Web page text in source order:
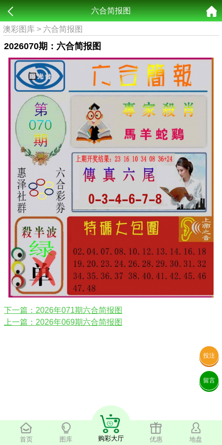
首页 图库 购彩大厅 优惠 地盘
投注
留言
六合简报图
澳彩图库 > 六合简报图
2026070期：六合简报图
下一篇：2026年071期六合简报图
上一篇：2026年069期六合简报图